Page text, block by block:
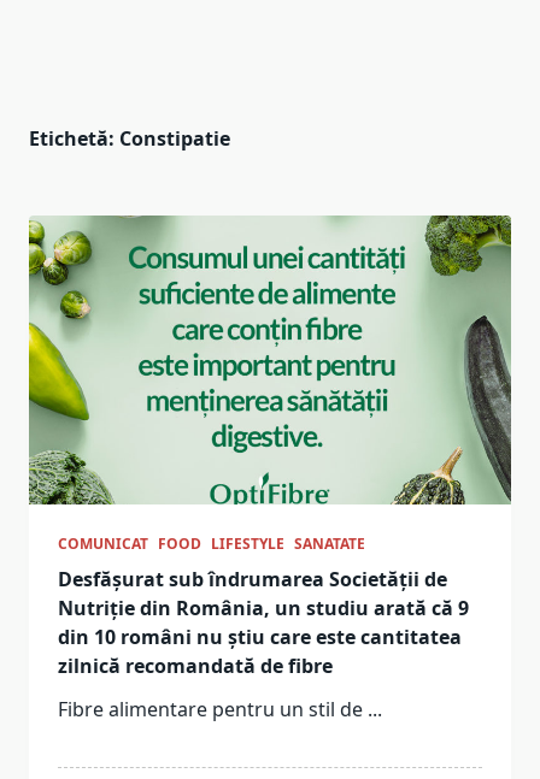
Etichetă: Constipatie
COMUNICAT FOOD LIFESTYLE SANATATE
Desfășurat sub îndrumarea Societății de
Nutriție din România, un studiu arată că 9
din 10 români nu știu care este cantitatea
zilnică recomandată de fibre
Fibre alimentare pentru un stil de ...